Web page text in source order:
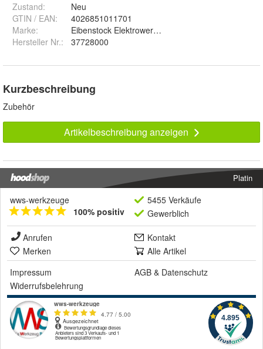
Zustand:
Neu
GTIN / EAN:
4026851011701
Marke:
Eibenstock Elektrowerkzeuge
Hersteller Nr.:
37728000
Kurzbeschreibung
Zubehör
Artikelbeschreibung anzeigen
Platin
wws-werkzeuge
100% positiv
5455 Verkäufe
Gewerblich
Anrufen
Kontakt
Merken
Alle Artikel
Impressum
AGB & Datenschutz
Widerrufsbelehrung